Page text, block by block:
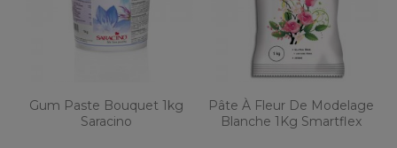
Gum Paste Bouquet 1kg
Saracino
Pâte À Fleur De Modelage
Blanche 1Kg Smartflex